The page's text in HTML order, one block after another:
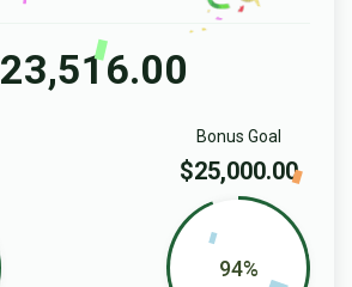
23,516.00
Bonus Goal
$25,000.00
94%